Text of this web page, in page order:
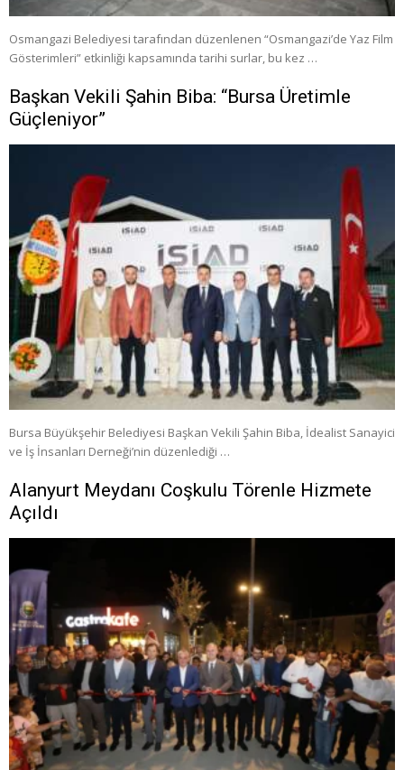
Osmangazi Belediyesi tarafından düzenlenen “Osmangazi’de Yaz Film
Gösterimleri” etkinliği kapsamında tarihi surlar, bu kez …
Başkan Vekili Şahin Biba: “Bursa Üretimle
Güçleniyor”
Bursa Büyükşehir Belediyesi Başkan Vekili Şahin Biba, İdealist Sanayici
ve İş İnsanları Derneği’nin düzenlediği …
Alanyurt Meydanı Coşkulu Törenle Hizmete
Açıldı